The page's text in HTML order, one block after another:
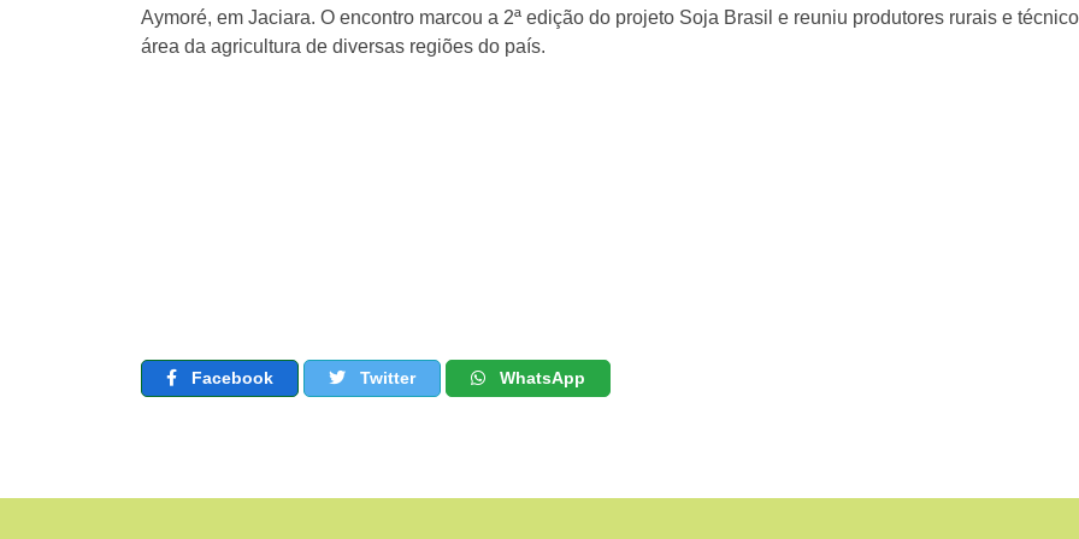
Aymoré, em Jaciara. O encontro marcou a 2ª edição do projeto Soja Brasil e reuniu produtores rurais e
área da agricultura de diversas regiões do país.
Facebook Twitter WhatsApp